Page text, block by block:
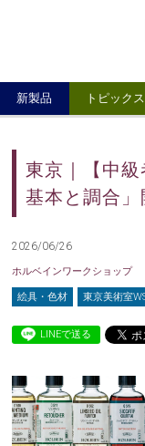
新製品 トピックス
東京｜【中
基本と調合
2026/06/26
ホルベインワークショップ
絵具・色材 東京美術室
LINEで送る